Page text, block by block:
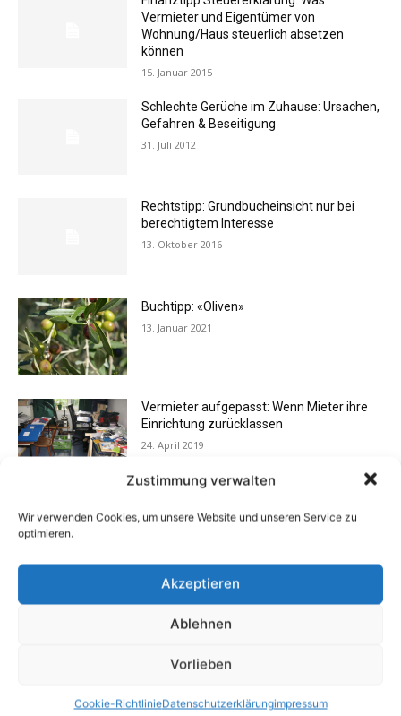
Zustimmung verwalten
Wir verwenden Cookies, um unsere Website und unseren Service zu
optimieren.
Akzeptieren
Ablehnen
Vorlieben
Cookie-RichtlinieDatenschutzerklärungimpressum
Vermieter und Eigentümer von
Wohnung/Haus steuerlich absetzen
können
15. Januar 2015
Schlechte Gerüche im Zuhause: Ursachen,
Gefahren & Beseitigung
31. Juli 2012
Rechtstipp: Grundbucheinsicht nur bei
berechtigtem Interesse
13. Oktober 2016
Buchtipp: «Oliven»
13. Januar 2021
Vermieter aufgepasst: Wenn Mieter ihre
Einrichtung zurücklassen
24. April 2019
Wohnzimmer